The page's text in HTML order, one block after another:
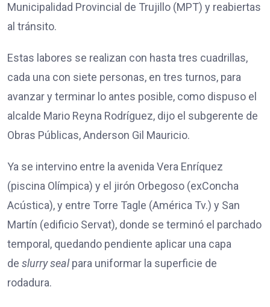
Municipalidad Provincial de Trujillo (MPT) y reabiertas
al tránsito.
Estas labores se realizan con hasta tres cuadrillas,
cada una con siete personas, en tres turnos, para
avanzar y terminar lo antes posible, como dispuso el
alcalde Mario Reyna Rodríguez, dijo el subgerente de
Obras Públicas, Anderson Gil Mauricio.
Ya se intervino entre la avenida Vera Enríquez
(piscina Olímpica) y el jirón Orbegoso (exConcha
Acústica), y entre Torre Tagle (América Tv.) y San
Martín (edificio Servat), donde se terminó el parchado
temporal, quedando pendiente aplicar una capa
de slurry sealpara uniformar la superficie de
rodadura.